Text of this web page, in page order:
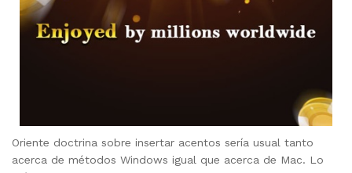
Oriente doctrina sobre insertar acentos serí­a usual tanto
acerca de métodos Windows igual que acerca de Mac. Lo